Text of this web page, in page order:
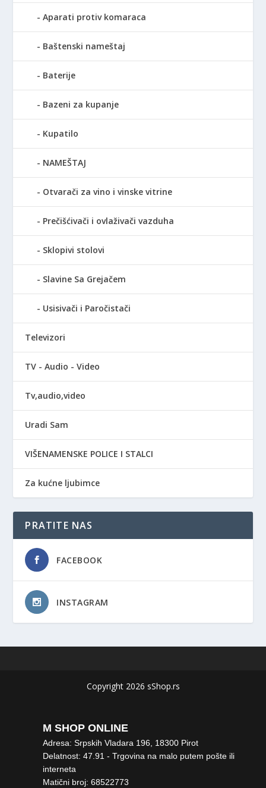
Aparati protiv komaraca
Baštenski nameštaj
Baterije
Bazeni za kupanje
Kupatilo
NAMEŠTAJ
Otvarači za vino i vinske vitrine
Prečišćivači i ovlaživači vazduha
Sklopivi stolovi
Slavine Sa Grejačem
Usisivači i Paročistači
Televizori
TV - Audio - Video
Tv,audio,video
Uradi Sam
VIŠENAMENSKE POLICE I STALCI
Za kućne ljubimce
PRATITE NAS
FACEBOOK
INSTAGRAM
Copyright 2026 sShop.rs
M SHOP ONLINE
Adresa: Srpskih Vladara 196, 18300 Pirot
Delatnost: 47.91 - Trgovina na malo putem pošte ili
interneta
Matični broj: 68522773